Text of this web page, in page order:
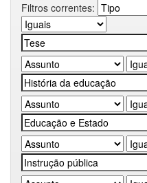
Filtros correntes: